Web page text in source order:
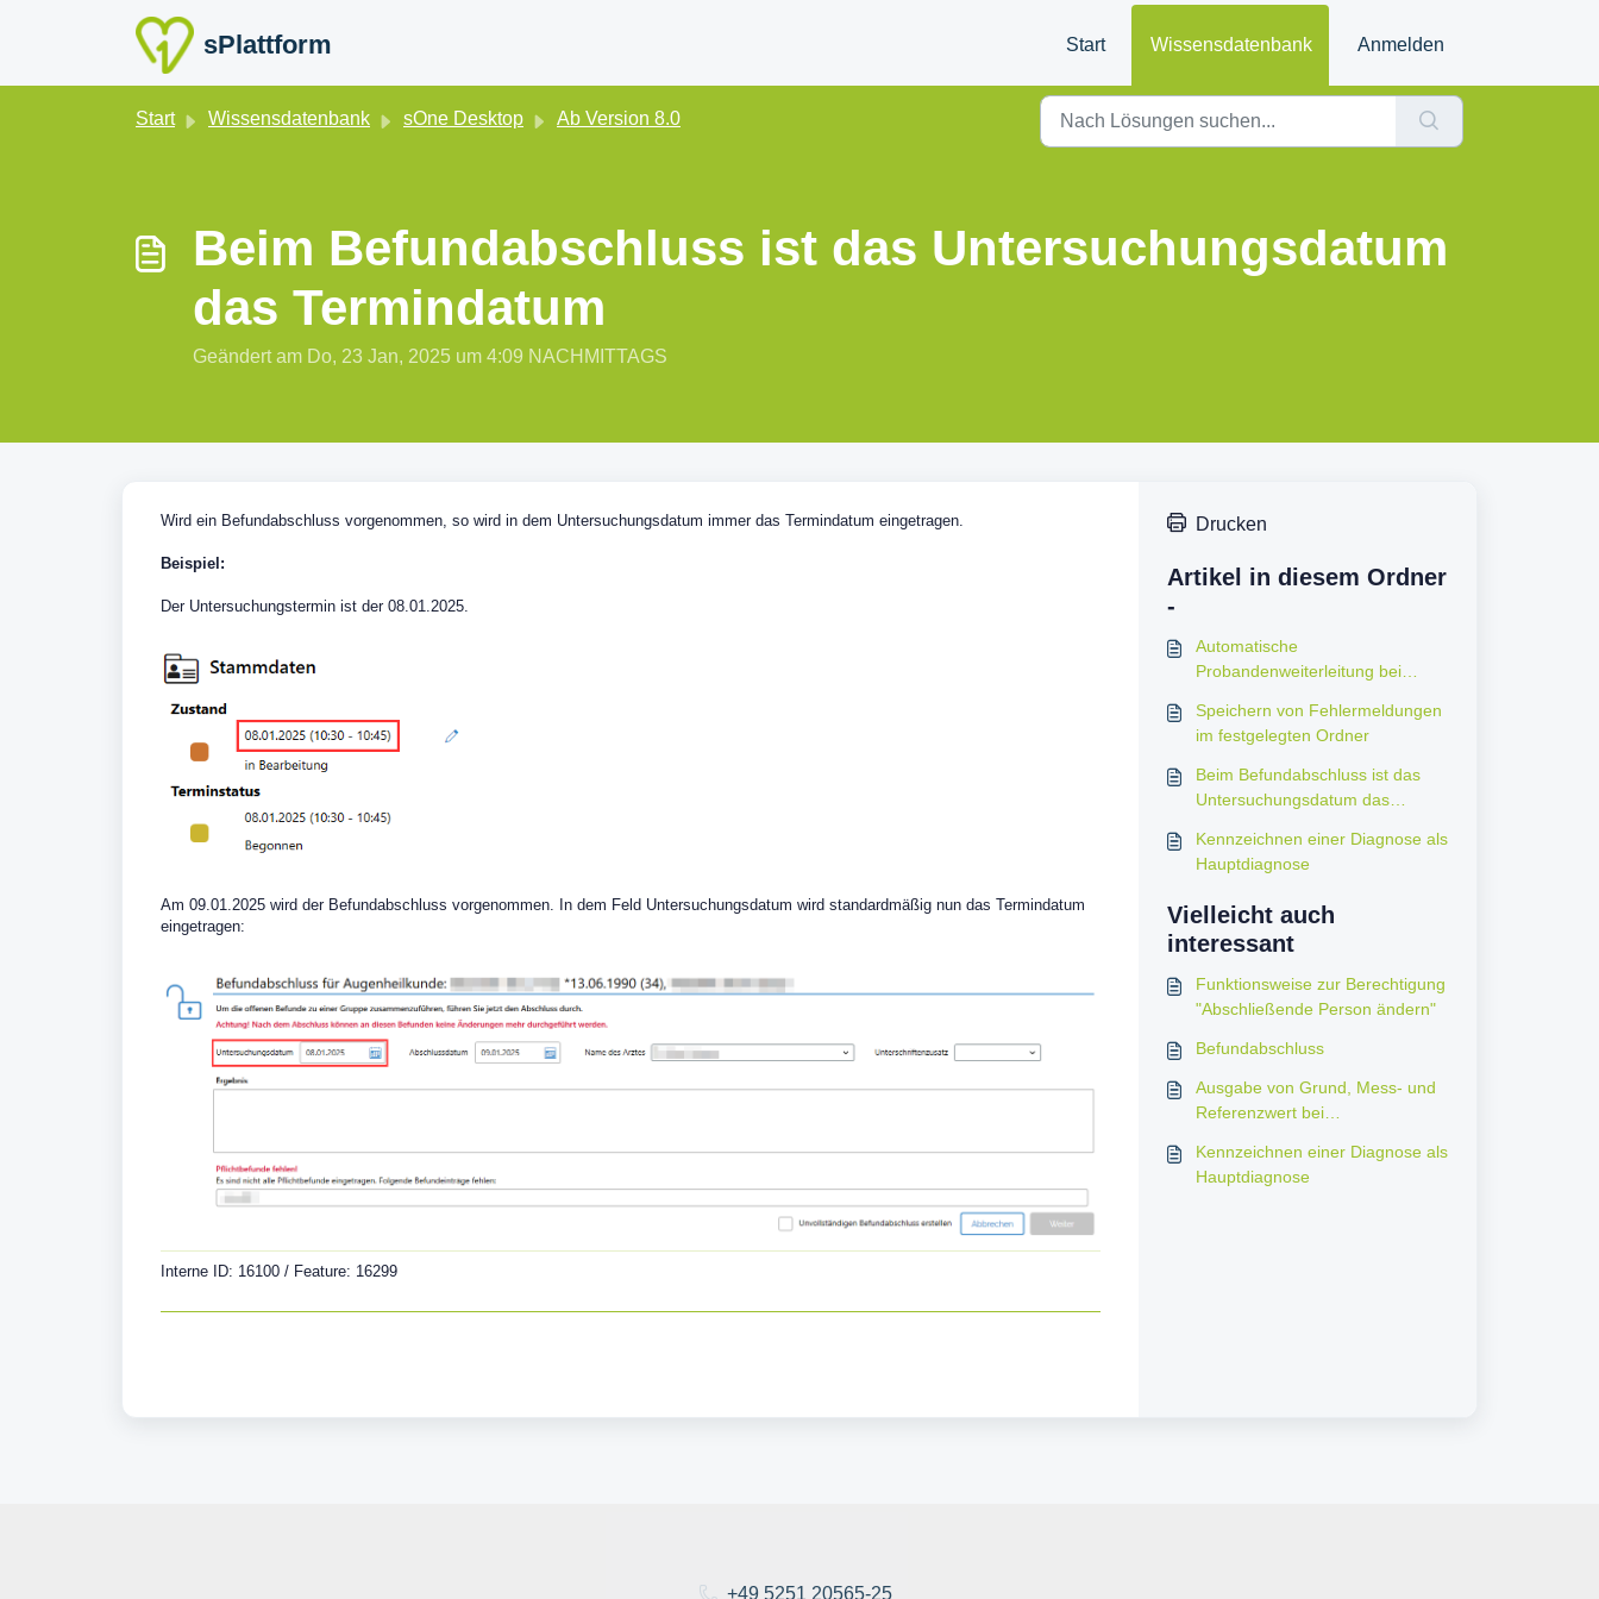
sPlattform Start Wissensdatenbank Anmelden
Start Wissensdatenbank sOne Desktop Ab Version 8.0
Beim Befundabschluss ist das Untersuchungsdatum
das Termindatum
Geändert am Do, 23 Jan, 2025 um 4:09 NACHMITTAGS
Wird ein Befundabschluss vorgenommen, so wird in dem Untersuchungsdatum immer das Termindatum eingetragen.
Beispiel:
Der Untersuchungstermin ist der 08.01.2025.
Am 09.01.2025 wird der Befundabschluss vorgenommen. In dem Feld Untersuchungsdatum wird standardmäßig nun das Termindatum
eingetragen:
Interne ID: 16100 / Feature: 16299
Drucken
Artikel in diesem Ordner
-
Automatische
Probandenweiterleitung bei
Ressource
Speichern von Fehlermeldungen
im festgelegten Ordner
Beim Befundabschluss ist das
Untersuchungsdatum das
Kennzeichnen einer Diagnose als
Hauptdiagnose
Vielleicht auch
interessant
Funktionsweise zur Berechtigung
"Abschließende Person ändern"
Befundabschluss
Ausgabe von Grund, Mess- und
Referenzwert bei
Kennzeichnen einer Diagnose als
Hauptdiagnose
+49 5251 20565-25